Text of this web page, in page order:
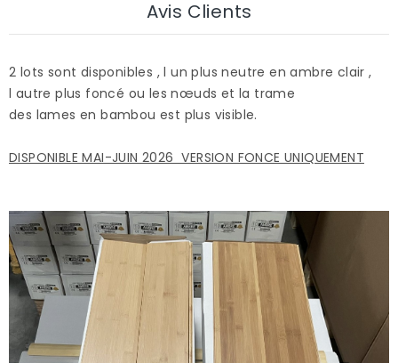
Avis Clients
2 lots sont disponibles , l un plus neutre en ambre clair ,
l autre plus foncé ou les nœuds et la trame
des lames en bambou est plus visible.
DISPONIBLE MAI-JUIN 2026 VERSION FONCE UNIQUEMENT